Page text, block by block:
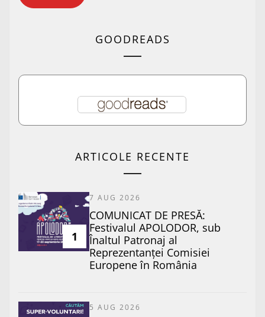
GOODREADS
ARTICOLE RECENTE
1
7 AUG 2026
COMUNICAT DE PRESĂ:
Festivalul APOLODOR, sub
Înaltul Patronaj al
Reprezentanței Comisiei
Europene în România
5 AUG 2026